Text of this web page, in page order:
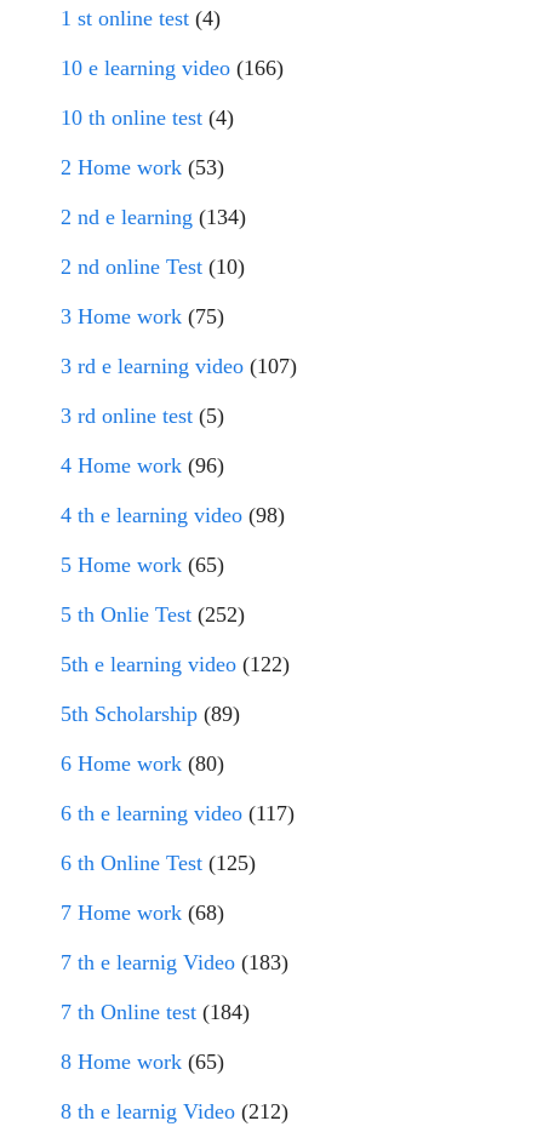
1 st online test (4)
10 e learning video (166)
10 th online test (4)
2 Home work (53)
2 nd e learning (134)
2 nd online Test (10)
3 Home work (75)
3 rd e learning video (107)
3 rd online test (5)
4 Home work (96)
4 th e learning video (98)
5 Home work (65)
5 th Onlie Test (252)
5th e learning video (122)
5th Scholarship (89)
6 Home work (80)
6 th e learning video (117)
6 th Online Test (125)
7 Home work (68)
7 th e learnig Video (183)
7 th Online test (184)
8 Home work (65)
8 th e learnig Video (212)